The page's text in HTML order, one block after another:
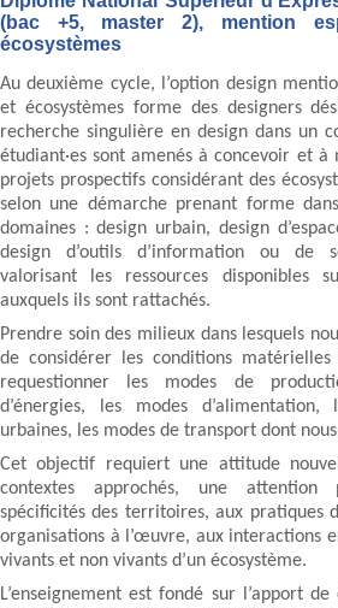
(bac +5, master 2), mention
écosystèmes
Au deuxième cycle, l’option design
et écosystèmes forme des designers
recherche singulière en design dans un
étudiant·es sont amenés à concevoir et à
projets prospectifs considérant des
selon une démarche prenant forme
domaines : design urbain, design
design d’outils d’information ou de
valorisant les ressources disponibles
auxquels ils sont rattachés.
Prendre soin des milieux dans lesquels
de considérer les conditions matérielles
requestionner les modes de
d’énergies, les modes d’alimentation,
urbaines, les modes de transport dont
Cet objectif requiert une attitude
contextes approchés, une attention
spécificités des territoires, aux pratiques
organisations à l’œuvre, aux interactions
vivants et non vivants d’un écosystème.
L’enseignement est fondé sur l’apport de